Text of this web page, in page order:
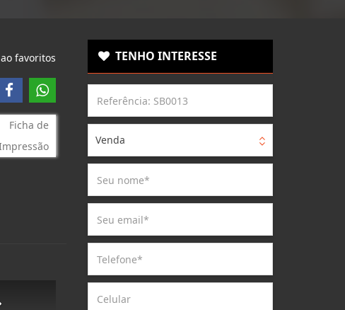
favoritos
Ficha de
TENHO INTERESSE
Venda